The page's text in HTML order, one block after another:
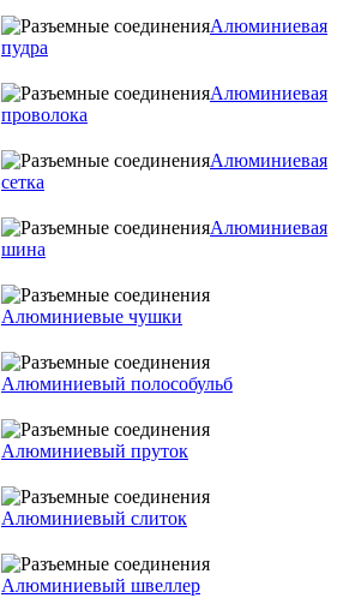
Алюминиевая
пудра
Алюминиевая
проволока
Алюминиевая
сетка
Алюминиевая
шина
Алюминиевые чушки
Алюминиевый полособульб
Алюминиевый пруток
Алюминиевый слиток
Алюминиевый швеллер